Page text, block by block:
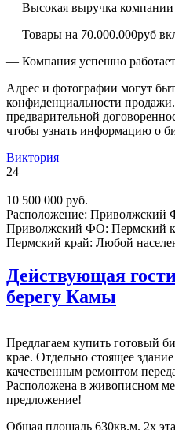
— Высокая выручка компании
— Товары на 70.000.000руб
— Компания успешно работает
Адрес и фотографии могут
конфиденциальности
предварительной
чтобы узнать информацию о
Виктория
24
10 500 000 руб.
Расположение: Приволжский
Приволжский ФО: Пермский
Пермский край: Любой
Действующая
берегу Камы
Предлагаем купить готовый
крае. Отдельно стоящее
качественным ремонтом
Расположена в живописном
предложение!
Общая площадь 630кв.м. 2х